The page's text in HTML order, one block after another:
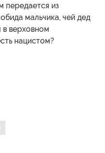
передается из
мальчика, чей дед
верховном
нацистом?